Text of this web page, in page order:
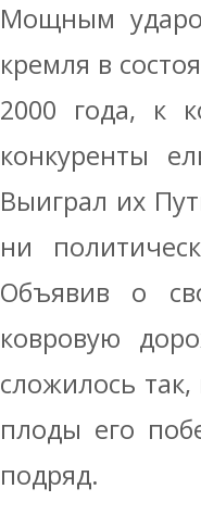
Мощным
кремля в
2000 года, к
конкуренты
Выиграл их
ни
Объявив о
ковровую
сложилось
плоды его
подряд.